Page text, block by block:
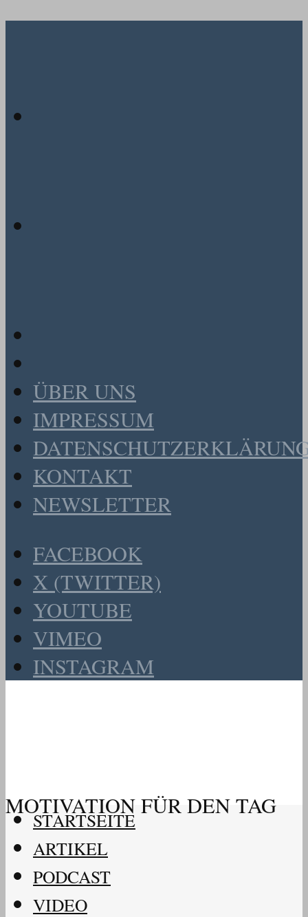
ÜBER UNS
IMPRESSUM
KONTAKT
NEWSLETTER
FACEBOOK
X (TWITTER)
YOUTUBE
VIMEO
INSTAGRAM
MOTIVATION FÜR DEN TAG
STARTSEITE
ARTIKEL
PODCAST
VIDEO